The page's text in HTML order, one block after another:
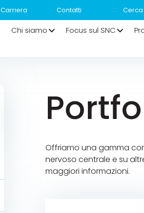
Carriera Contatti
Chi siamo Focus sul SNC
Offriamo una gamma
nervoso centrale e su
maggiori informazioni.